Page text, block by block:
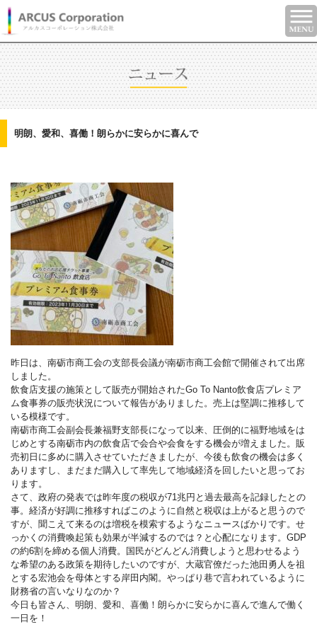
明朗、愛和、喜働！朗らかに安らかに喜んで
昨日は、南砺市商工会の支部長会議が南砺市商工会館で開催されて出席
しました。
飲食店支援の施策として販売が開始されたGo To Nanto飲食店プレミア
ム食事券の販売状況について報告がありました。売上は堅調に推移して
いる模様です。
南砺市商工会副会長兼福野支部長になって以来、圧倒的に福野地域をは
じめとする南砺市内の飲食店で会合や会食をする機会が増えました。販
売初日に多めに購入させていただきましたが、今後も飲食の機会は多く
ありますし、まだまだ購入して率先して地域経済を回したいと思ってお
ります。
さて、政府の発表では昨年度の税収が71兆円と過去最高を記録したとの
事。経済が好調に推移すればこのように自然と税収は上がると思うので
すが、聞こえて来るのは増税を模索するようなニュースばかりです。せ
っかくの消費喚起策も効果が半減するのでは？と心配になります。GDP
の約6割を締める個人消費。国民がどんどん消費しようと思わせるよう
な希望のある政策を期待したいのですが、大蔵官僚だった池田勇人を祖
とする宏池会を母体とする岸田内閣。やっぱり巷で言われているように
財務省の言いなりなのか？
今日も皆さん、明朗、愛和、喜働！朗らかに安らかに喜んで進んで働く
一日を！